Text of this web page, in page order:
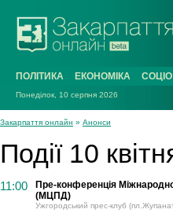
ПОЛІТИКА ЕКОНОМІКА СОЦІО
Понеділок, 10 серпня 2026
Закарпаття онлайн » Анонси
Події 10
11:00
Пре-конференція
(МЦПД)
Ужгородський прес-клуб